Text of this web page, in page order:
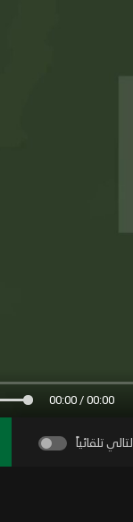
00:00 / 00:00
التالي تلقائياً